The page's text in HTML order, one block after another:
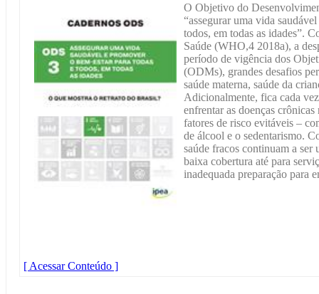
O Objetivo do
“assegurar uma vida
todos, em todas as idades”.
Saúde (WHO,4 2018a), a
período de vigência dos
(ODMs), grandes desafios
saúde materna, saúde da
Adicionalmente, fica cada
enfrentar as doenças
fatores de risco evitáveis –
de álcool e o sedentarismo.
saúde fracos continuam a ser
baixa cobertura até para
inadequada preparação para
[ Acessar Conteúdo ]